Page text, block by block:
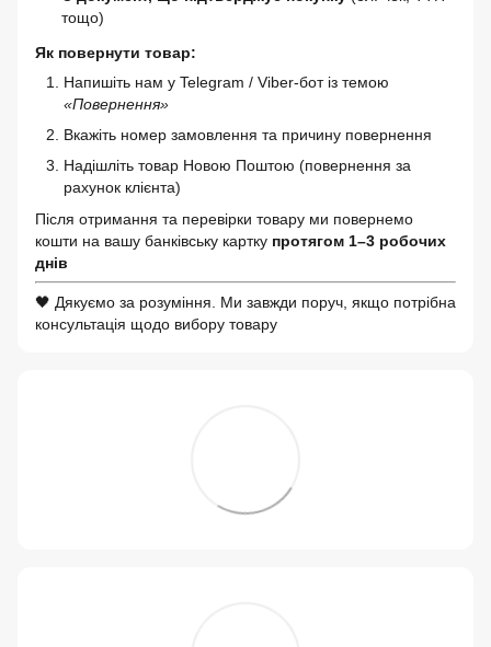
тощо)
Як повернути товар:
Напишіть нам у Telegram / Viber-бот із темою
«Повернення»
Вкажіть номер замовлення та причину повернення
Надішліть товар Новою Поштою (повернення за
рахунок клієнта)
Після отримання та перевірки товару ми повернемо
кошти на вашу банківську картку протягом 1–3 робочих
днів
🖤 Дякуємо за розуміння. Ми завжди поруч, якщо потрібна
консультація щодо вибору товару